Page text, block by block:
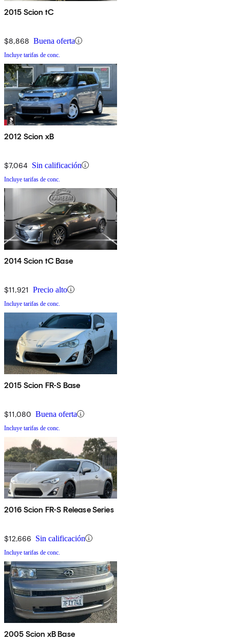
2015 Scion tC
$8,868 Buena oferta
Incluye tarifas de conc.
2012 Scion xB
$7,064 Sin calificación
Incluye tarifas de conc.
2014 Scion tC Base
$11,921 Precio alto
Incluye tarifas de conc.
2015 Scion FR-S Base
$11,080 Buena oferta
Incluye tarifas de conc.
2016 Scion FR-S Release Series
$12,666 Sin calificación
Incluye tarifas de conc.
2005 Scion xB Base